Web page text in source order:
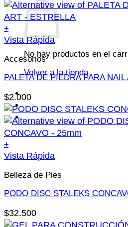
No hay productos en el
Volver a la tienda
+
Este
producto
tiene
múltiples
Las
opciones
se
pueden
elegir
en
la
de
Vista Rápida
Accesorios
PALETA DE PIEDRA PARA
$2.000
+
Vista Rápida
Belleza de Pies
PODO DISC STALEKS
$32.500